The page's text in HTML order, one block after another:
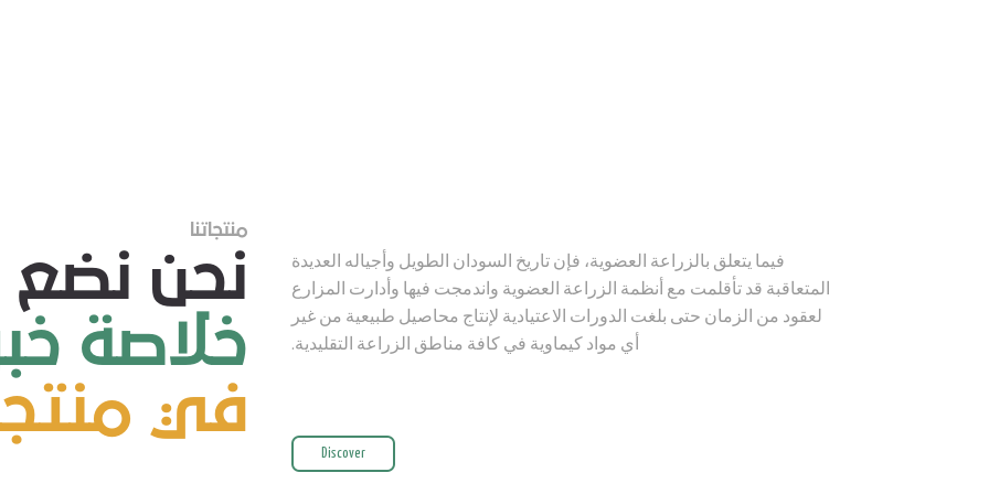
منتجاتنا
نحن نضع
خلاصة
في
فيما يتعلق بالزراعة العضوية، فإن تاريخ السودان الطويل وأجياله العديدة
المتعاقبة قد تأقلمت مع أنظمة الزراعة العضوية واندمجت فيها وأدارت المزارع
لعقود من الزمان حتى بلغت الدورات الاعتيادية لإنتاج محاصيل طبيعية من غير
أي مواد كيماوية في كافة مناطق الزراعة التقليدية.
Discover